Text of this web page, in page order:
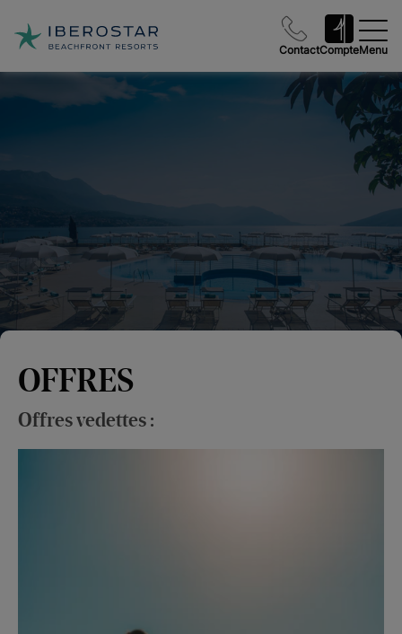
ContactCompteMenu
OFFRES
Offres vedettes :